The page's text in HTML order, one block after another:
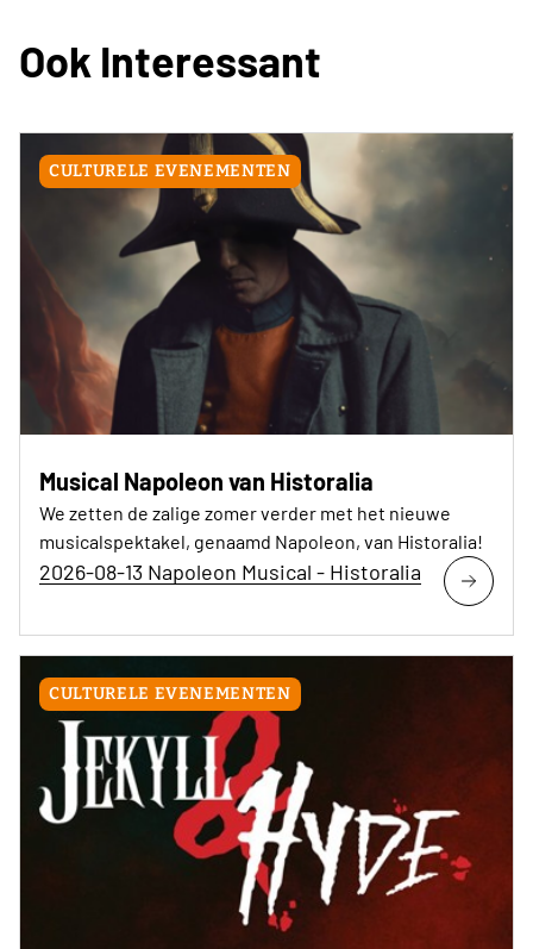
Ook Interessant
CULTURELE EVENEMENTEN
Musical Napoleon van Historalia
We zetten de zalige zomer verder met het nieuwe
musicalspektakel, genaamd Napoleon, van Historalia!
2026-08-13 Napoleon Musical - Historalia
CULTURELE EVENEMENTEN